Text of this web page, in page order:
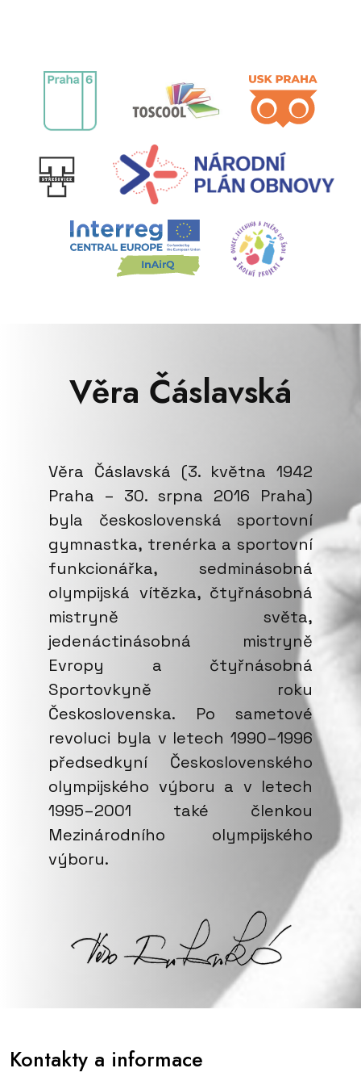
Věra Čáslavská
Věra Čáslavská (3. května 1942
Praha – 30. srpna 2016 Praha)
byla československá sportovní
gymnastka, trenérka a sportovní
funkcionářka, sedminásobná
olympijská vítězka, čtyřnásobná
mistryně světa,
jedenáctinásobná mistryně
Evropy a čtyřnásobná
Sportovkyně roku
Československa. Po sametové
revoluci byla v letech 1990–1996
předsedkyní Československého
olympijského výboru a v letech
1995–2001 také členkou
Mezinárodního olympijského
výboru.
Kontakty a informace